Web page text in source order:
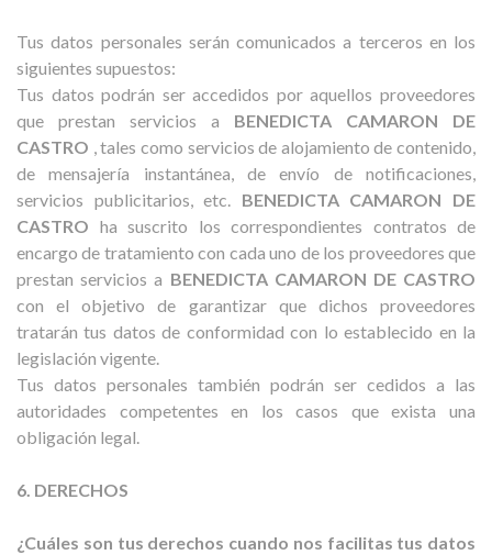
Tus datos personales serán comunicados a terceros en los
siguientes supuestos:
Tus datos podrán ser accedidos por aquellos proveedores
que prestan servicios a BENEDICTA CAMARON DE
CASTRO , tales como servicios de alojamiento de contenido,
de mensajería instantánea, de envío de notificaciones,
servicios publicitarios, etc. BENEDICTA CAMARON DE
CASTRO ha suscrito los correspondientes contratos de
encargo de tratamiento con cada uno de los proveedores que
prestan servicios a BENEDICTA CAMARON DE CASTRO
con el objetivo de garantizar que dichos proveedores
tratarán tus datos de conformidad con lo establecido en la
legislación vigente.
Tus datos personales también podrán ser cedidos a las
autoridades competentes en los casos que exista una
obligación legal.
6. DERECHOS
¿Cuáles son tus derechos cuando nos facilitas tus datos